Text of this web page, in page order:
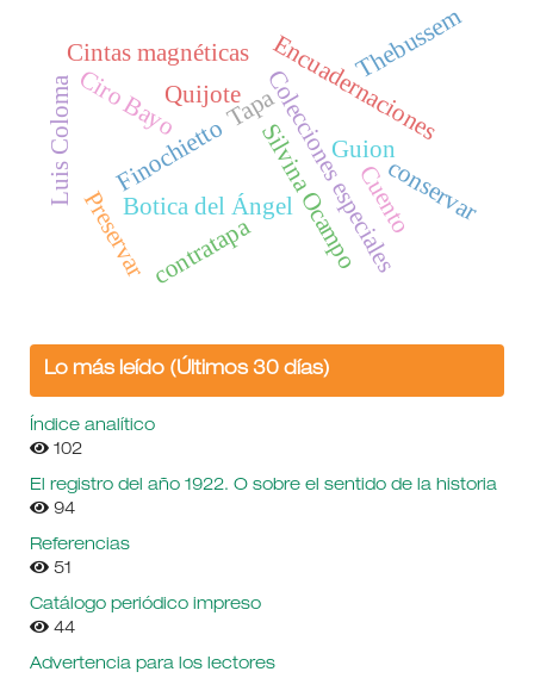
Colecciones especiales
Encuadernaciones
Tapa
Quijote
Cintas magnéticas
Guion
Cuento
Silvina Ocampo
Botica del Ángel
Thebussem
Finochietto conservar
Preservar
Luis ColomaCiro Bayo
contratapa
Lo más leído (Últimos 30 días)
Índice analítico
102
El registro del año 1922. O sobre el sentido de la historia
94
Referencias
51
Catálogo periódico impreso
44
Advertencia para los lectores